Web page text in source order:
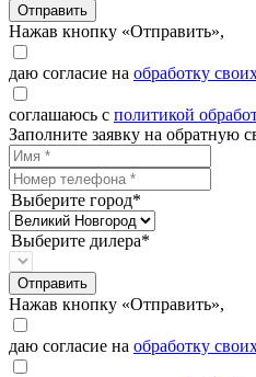
Отправить
Нажав кнопку «Отправить»,
даю согласие на обработку
соглашаюсь с политикой
Заполните заявку на обратную
Выберите город*
Выберите дилера*
Отправить
Нажав кнопку «Отправить»,
даю согласие на обработку